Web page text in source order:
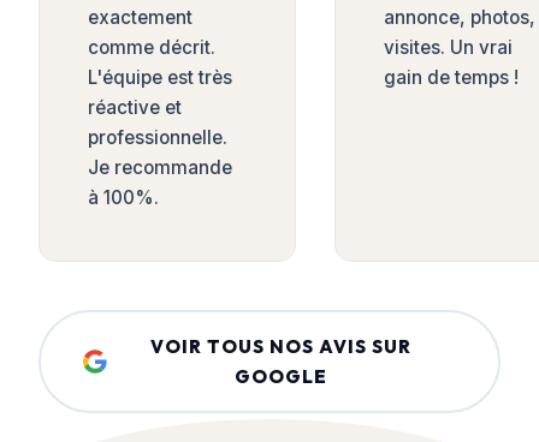
exactement
comme décrit.
L'équipe est très
réactive et
professionnelle.
Je recommande
à 100%.
annonce, photos,
visites. Un vrai
gain de temps !
VOIR TOUS NOS AVIS SUR
GOOGLE